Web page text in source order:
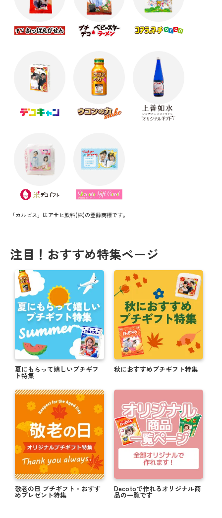
「カルピス」はアサヒ飲料(株)の登録商標です。
注目！おすすめ特集ページ
夏にもらって嬉しいプチギフ
ト特集
秋におすすめプチギフト特集
敬老の日 プチギフト・おすす
めプレゼント特集
Decotoで作れるオリジナル商
品の一覧です